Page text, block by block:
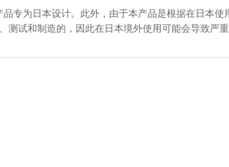
使用MA-2024时
样品温度将在
降速时长按一次
下次只需按内存
品专为日本设计。 此外，由于本产品是根据在日本使
测试和制造的，因此在日本境外使用可能会导致严重